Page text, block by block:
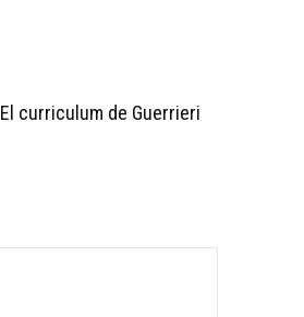
El curriculum de Guerrieri